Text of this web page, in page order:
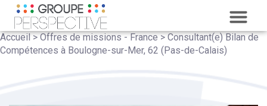
Accueil>Offres de missions - France>Consultant(e) Bilan de
Compétences à Boulogne-sur-Mer, 62 (Pas-de-Calais)